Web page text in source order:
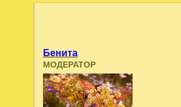
Бенита
МОДЕРАТОР